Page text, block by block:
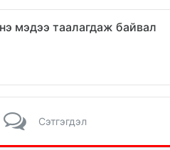
мэдээ таалагдаж байвал
Сэтгэгдэл